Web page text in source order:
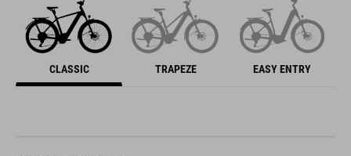
CLASSIC TRAPEZE EASY ENTRY